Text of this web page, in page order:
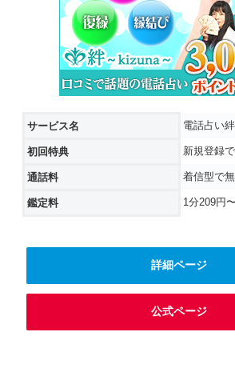
サービス名 電話占い絆
初回特典 新規登録
通話料 着信型で
鑑定料 1分209円〜
詳細ページ
公式ページ